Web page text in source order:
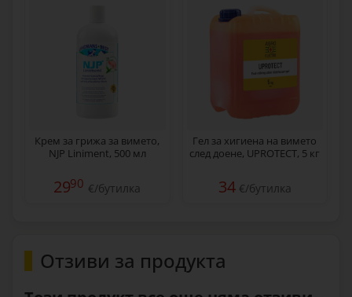
Крем за грижа за вимето,
NJP Liniment, 500 мл
2990 €/бутилка
Гел за хигиена на вимето
след доене, UPROTECT, 5 кг
34€/бутилка
Отзиви за продукта